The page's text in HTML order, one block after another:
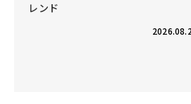
―ポジショニング戦略を強化する、
事業と知財のコラボレーション―